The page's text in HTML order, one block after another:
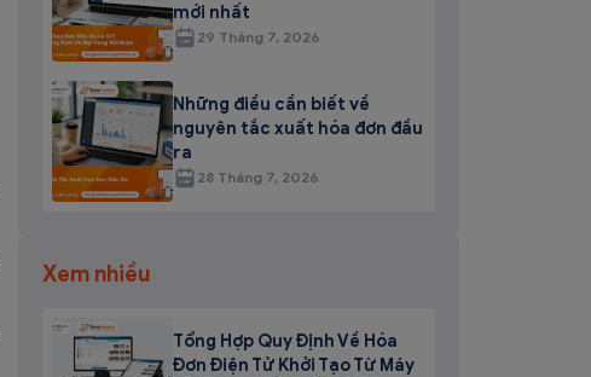
mới nhất
29 Tháng 7, 2026
Những điều cần biết về
nguyên tắc xuất hóa đơn đầu
ra
28 Tháng 7, 2026
Xem nhiều
Tổng Hợp Quy Định Về Hóa
Đơn Điện Tử Khởi Tạo Từ Máy